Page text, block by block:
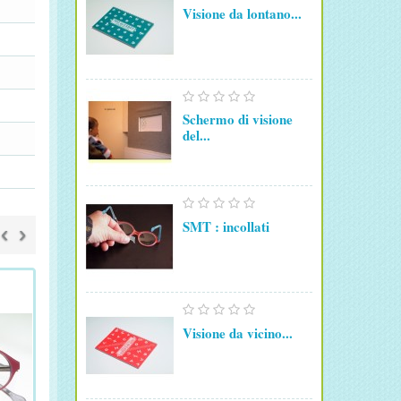
‹ ›
Visione da lontano...
Schermo di visione
del...
SMT : incollati
Visione da vicino...